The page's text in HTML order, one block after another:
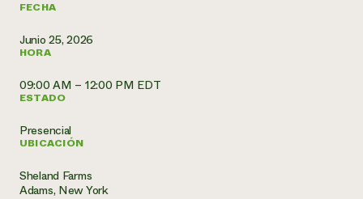
FECHA
Junio 25, 2026
HORA
09:00 AM – 12:00 PM EDT
ESTADO
Presencial
UBICACIÓN
Sheland Farms
Adams, New York